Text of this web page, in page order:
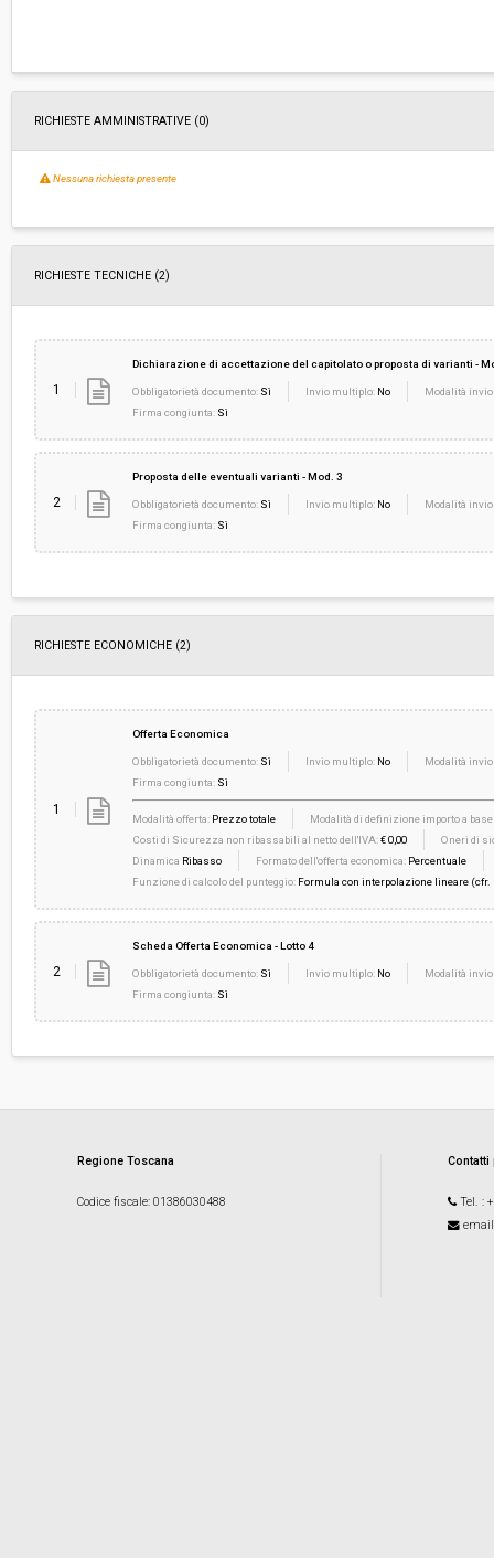
RICHIESTE AMMINISTRATIVE (0)
Nessuna richiesta presente
RICHIESTE TECNICHE (2)
1
Dichiarazione di accettazione del capitolato o proposta di varianti -
Obbligatorietà documento: Sì Invio multiplo: No
Modalità
Firma congiunta: Sì
2
Proposta delle eventuali varianti - Mod. 3
Obbligatorietà documento: Sì Invio multiplo: No
Modalità
Firma congiunta: Sì
RICHIESTE ECONOMICHE (2)
1
Offerta Economica
Obbligatorietà documento: Sì Invio multiplo: No
Modalità
Firma congiunta: Sì
Modalità offerta: Prezzo totale
Modalità di definizione importo a base
Costi di Sicurezza non ribassabili al netto dell'IVA:€ 0,00
Oneri di
Dinamica Ribasso Formato dell'offerta economica: Percentuale
Funzione di calcolo del punteggio: Formula con interpolazione lineare (cfr.
2
Scheda Offerta Economica - Lotto 4
Obbligatorietà documento: Sì Invio multiplo: No
Modalità
Firma congiunta: Sì
Regione Toscana
Codice fiscale: 01386030488 Tel. :
email